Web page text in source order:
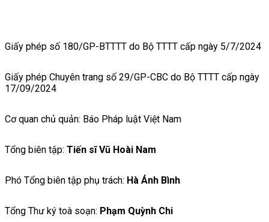
Giấy phép số 180/GP-BTTTT do Bộ TTTT cấp ngày 5/7/2024
Giấy phép Chuyên trang số 29/GP-CBC do Bộ TTTT cấp ngày
17/09/2024
Cơ quan chủ quản: Báo Pháp luật Việt Nam
Tổng biên tập: Tiến sĩ Vũ Hoài Nam
Phó Tổng biên tập phụ trách: Hà Ánh Bình
Tổng Thư ký toà soạn: Phạm Quỳnh Chi